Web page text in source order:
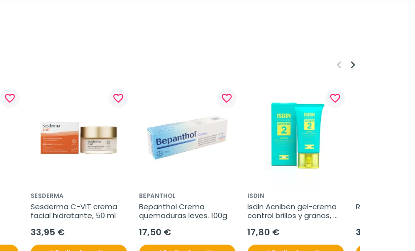
favorite_border favorite_border
SESDERMA
Sesderma C-VIT crema
facial hidratante, 50 ml
33,95 €
favorite_border
BEPANTHOL
Bepanthol Crema
quemaduras leves. 100g
17,50 €
favorite_border
ISDIN
Isdin Acniben gel-crema
control brillos y granos,
17,80 €
Retilut, 60
32,50 €
keyboard_arrow_left keyboard_arrow_right